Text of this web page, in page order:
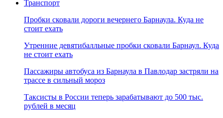
Транспорт
Пробки сковали дороги вечернего Барнаула. Куда не
стоит ехать
Утренние девятибалльные пробки сковали Барнаул. Куда
не стоит ехать
Пассажиры автобуса из Барнаула в Павлодар застряли на
трассе в сильный мороз
Таксисты в России теперь зарабатывают до 500 тыс.
рублей в месяц